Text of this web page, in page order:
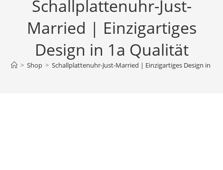
Schallplattenuhr-Just-
Married | Einzigartiges
Design in 1a Qualität
> Shop > Schallplattenuhr-Just-Married | Einzigartiges Design in 1a